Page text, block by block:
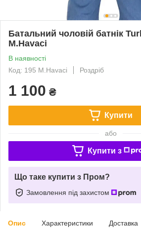
Батальний чоловій батнік
M.Havaci
В наявності
Код: 195 M.Havaci
Роздріб
1 100 ₴
Купити
або
Купити з
Що таке купити з Пром?
Замовлення під захистом
Опис Характеристики Доставка